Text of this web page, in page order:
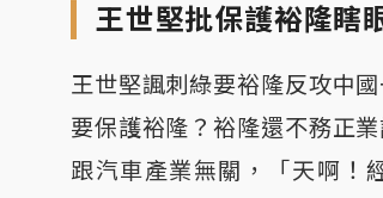
王世堅批保護裕隆瞎
王世堅諷刺綠要裕隆反攻中
要保護裕隆？裕隆還不務正
跟汽車產業無關，「天啊！